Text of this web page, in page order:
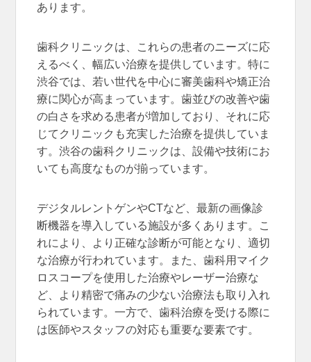
あります。
歯科クリニックは、これらの患者のニーズに応
えるべく、幅広い治療を提供しています。特に
渋谷では、若い世代を中心に審美歯科や矯正治
療に関心が高まっています。歯並びの改善や歯
の白さを求める患者が増加しており、それに応
じてクリニックも充実した治療を提供していま
す。渋谷の歯科クリニックは、設備や技術にお
いても高度なものが揃っています。
デジタルレントゲンやCTなど、最新の画像診
断機器を導入している施設が多くあります。こ
れにより、より正確な診断が可能となり、適切
な治療が行われています。また、歯科用マイク
ロスコープを使用した治療やレーザー治療な
ど、より精密で痛みの少ない治療法も取り入れ
られています。一方で、歯科治療を受ける際に
は医師やスタッフの対応も重要な要素です。